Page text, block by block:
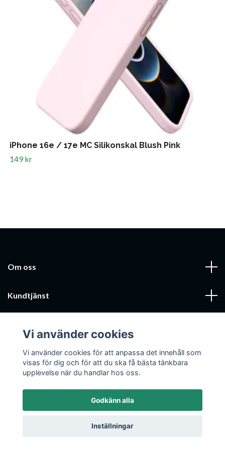
iPhone 16e / 17e MC Silikonskal Blush Pink
149 kr
Om oss
Kundtjänst
Sociala medier
© 2026 Mobilcenter Jönköping AB
Vi använder cookies
Vi använder cookies för att anpassa det innehåll som
visas för dig och för att du ska få bästa tänkbara
upplevelse när du handlar hos oss.
Godkänn alla
Inställningar